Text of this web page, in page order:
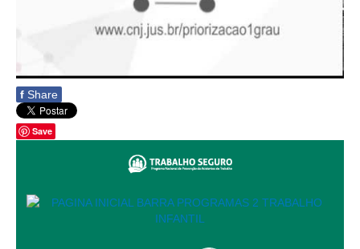
Serviços
Ação Trabalhista (Atermação)
Atermação On-line - Interior de Roraima
Agendamento de Reclamação Verbal
Glossário
Consulta de Pautas
f Share
Save